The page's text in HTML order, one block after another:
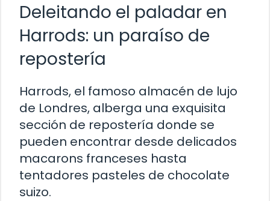
Deleitando el paladar en
Harrods: un paraíso de
repostería
Harrods, el famoso almacén de lujo
de Londres, alberga una exquisita
sección de repostería donde se
pueden encontrar desde delicados
macarons franceses hasta
tentadores pasteles de chocolate
suizo.